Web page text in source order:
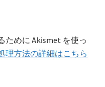
ために Akismet を使っ
理方法の詳細はこちら